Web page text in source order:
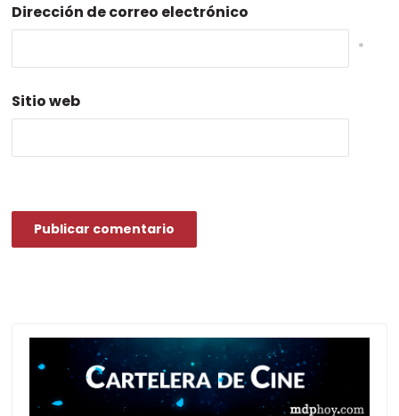
Dirección de correo electrónico
*
Sitio web